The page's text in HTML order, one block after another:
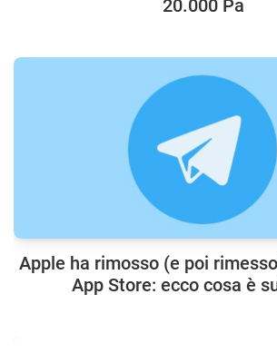
20.000 Pa
Apple ha rimosso (e poi
App Store: ecco cosa è